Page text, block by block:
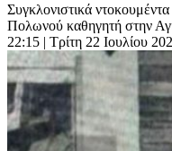
Συγκλονιστικά
Πολωνού καθηγητή στην
22:15 | Τρίτη 22 Ιουλίου